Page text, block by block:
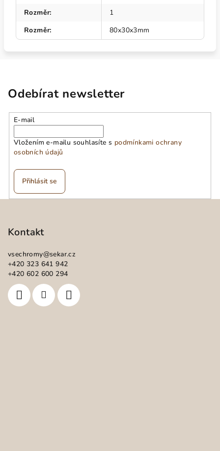
Rozměr:
1
Rozměr: 80x30x3mm
Odebírat newsletter
E-mail
Vložením e-mailu souhlasíte s podmínkami ochrany
osobních údajů
Přihlásit se
Kontakt
vsechromy@sekar.cz
+420 323 641 942
+420 602 600 294